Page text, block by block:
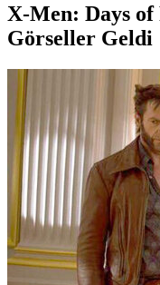
X-Men: Days of
Görseller Geldi